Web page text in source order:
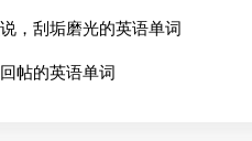
，刮垢磨光的英语单词
帖的英语单词